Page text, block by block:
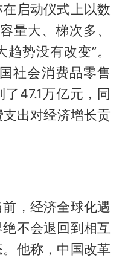
启动仪式上以数
量大、梯次多、
势没有改变”。
社会消费品零售
47.1万亿元，同
出对经济增长贡
，经济全球化遇
不会退回到相互
他称，中国改革